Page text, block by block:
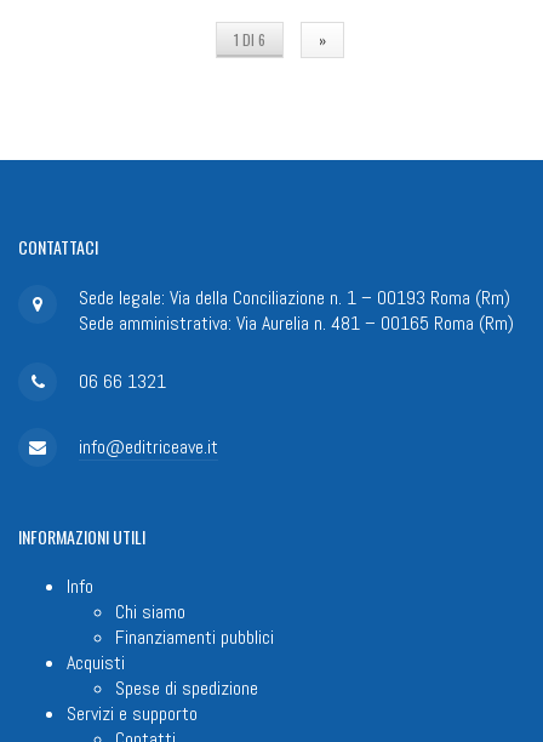
1 DI 6 »
CONTATTACI
Sede legale: Via della Conciliazione n. 1 – 00193 Roma (Rm)
Sede amministrativa: Via Aurelia n. 481 – 00165 Roma (Rm)
06 66 1321
info@editriceave.it
INFORMAZIONIUTILI
Info
Chi siamo
Finanziamenti pubblici
Acquisti
Spese di spedizione
Servizi e supporto